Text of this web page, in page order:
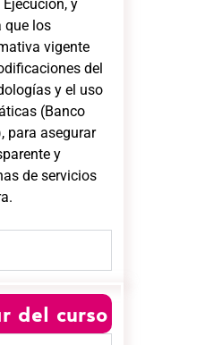
y
que los
vigente
del
y el uso
(Banco
para asegurar
y
de servicios
del curso